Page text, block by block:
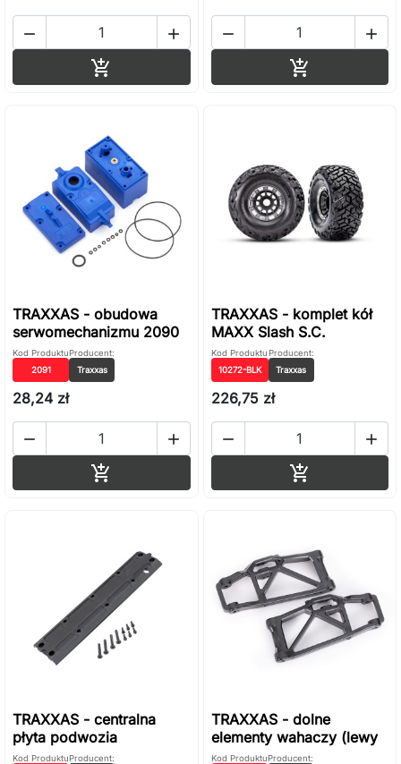
 

 

TRAXXAS - obudowa
serwomechanizmu 2090
Kod Produktu
2091
Producent:
Traxxas
28,24 zł
 

TRAXXAS - komplet kół
MAXX Slash S.C.
Kod Produktu
10272-BLK
Producent:
Traxxas
226,75 zł
 

TRAXXAS - centralna
płyta podwozia
Kod ProduktuProducent:
TRAXXAS - dolne
elementy wahaczy (lewy
Kod ProduktuProducent: